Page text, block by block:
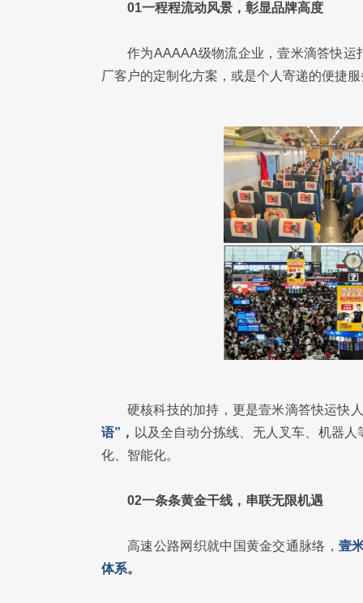
01一程程流动风景，彰显品牌高度
作为AAAAA级物流企业，壹米滴答快
厂客户的定制化方案，或是个人寄递的便捷
硬核科技的加持，更是壹米滴答快运快
语”， 以及全自动分拣线、无人叉车、机器
化、智能化。
02一条条黄金干线，串联无限机遇
高速公路网织就中国黄金交通脉络，壹
体系。